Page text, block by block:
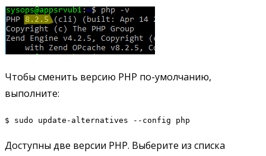
Чтобы сменить версию PHP по-умолчанию,
выполните:
$ sudo update-alternatives --config php
Доступны две версии PHP. Выберите из списка